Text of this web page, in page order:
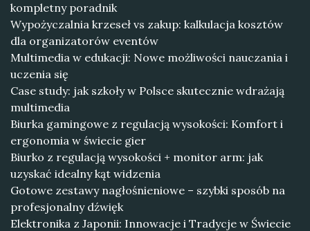
kompletny poradnik
Wypożyczalnia krzeseł vs zakup: kalkulacja kosztów
dla organizatorów eventów
Multimedia w edukacji: Nowe możliwości nauczania i
uczenia się
Case study: jak szkoły w Polsce skutecznie wdrażają
multimedia
Biurka gamingowe z regulacją wysokości: Komfort i
ergonomia w świecie gier
Biurko z regulacją wysokości + monitor arm: jak
uzyskać idealny kąt widzenia
Gotowe zestawy nagłośnieniowe – szybki sposób na
profesjonalny dźwięk
Elektronika z Japonii: Innowacje i Tradycje w Świecie